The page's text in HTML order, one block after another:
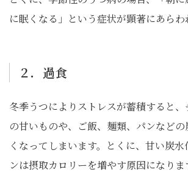
に眠くなる」という症状が顕著にあらわ
２．過食
冬季うつによりストレスが蓄積すると
の甘いものや、ご飯、麺類、パンなど
くなってしまいます。とくに、甘い炭
ンは摂取カロリーを増やす原因になりま